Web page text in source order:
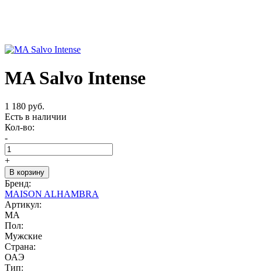
MA Salvo Intense
1 180 руб.
Есть в наличии
Кол-во:
-
+
В корзину
Бренд:
MAISON ALHAMBRA
Артикул:
MA
Пол:
Мужские
Страна:
ОАЭ
Тип: